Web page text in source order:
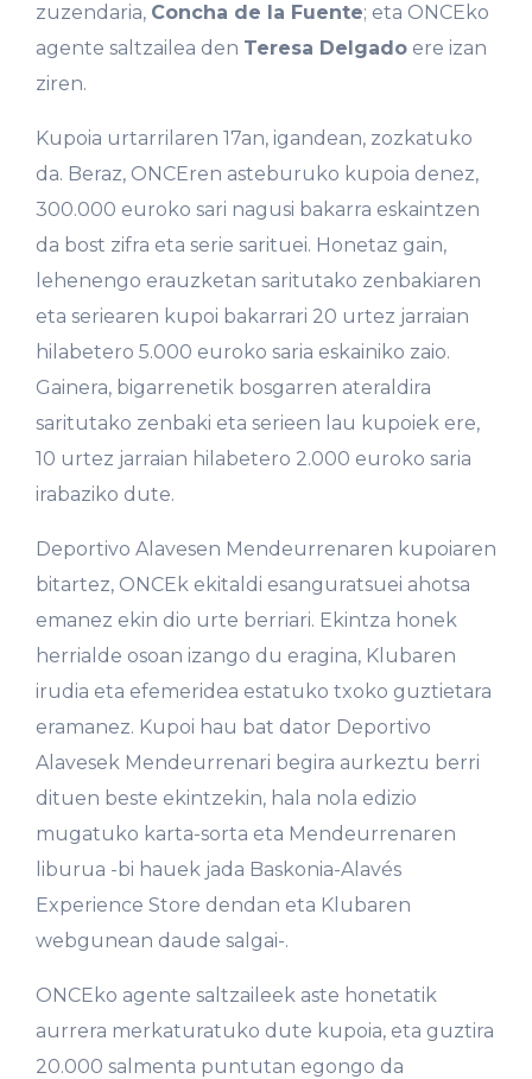
zuzendaria, Concha de la Fuente; eta ONCEko
agente saltzailea den Teresa Delgado ere izan
ziren.
Kupoia urtarrilaren 17an, igandean, zozkatuko
da. Beraz, ONCEren asteburuko kupoia denez,
300.000 euroko sari nagusi bakarra eskaintzen
da bost zifra eta serie sarituei. Honetaz gain,
lehenengo erauzketan saritutako zenbakiaren
eta seriearen kupoi bakarrari 20 urtez jarraian
hilabetero 5.000 euroko saria eskainiko zaio.
Gainera, bigarrenetik bosgarren ateraldira
saritutako zenbaki eta serieen lau kupoiek ere,
10 urtez jarraian hilabetero 2.000 euroko saria
irabaziko dute.
Deportivo Alavesen Mendeurrenaren kupoiaren
bitartez, ONCEk ekitaldi esanguratsuei ahotsa
emanez ekin dio urte berriari. Ekintza honek
herrialde osoan izango du eragina, Klubaren
irudia eta efemeridea estatuko txoko guztietara
eramanez. Kupoi hau bat dator Deportivo
Alavesek Mendeurrenari begira aurkeztu berri
dituen beste ekintzekin, hala nola edizio
mugatuko karta-sorta eta Mendeurrenaren
liburua -bi hauek jada Baskonia-Alavés
Experience Store dendan eta Klubaren
webgunean daude salgai-.
ONCEko agente saltzaileek aste honetatik
aurrera merkaturatuko dute kupoia, eta guztira
20.000 salmenta puntutan egongo da